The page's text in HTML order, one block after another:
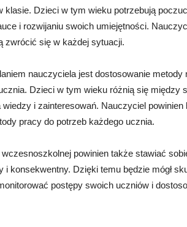
klasie. Dzieci w tym wieku potrzebują
i rozwijaniu swoich umiejętności.
zwrócić się w każdej sytuacji.
nauczyciela jest dostosowanie
Dzieci w tym wieku różnią się między
i zainteresowań. Nauczyciel
pracy do potrzeb każdego ucznia.
powinien także stawiać
i konsekwentny. Dzięki temu będzie mógł
postępy swoich uczniów i